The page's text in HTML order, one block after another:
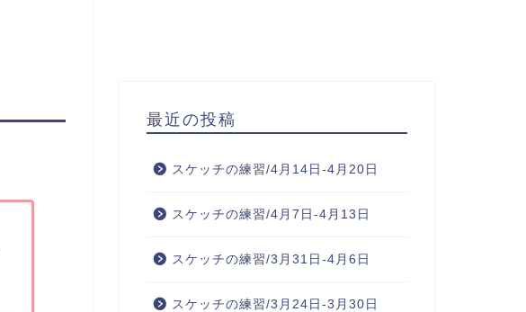
最近の投稿
スケッチの練習/4月14日-4月20日
スケッチの練習/4月7日-4月13日
スケッチの練習/3月31日-4月6日
スケッチの練習/3月24日-3月30日